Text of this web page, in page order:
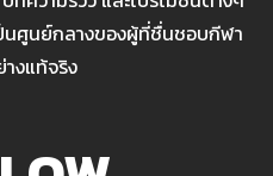
นศูนย์กลางของผู้ที่ชื่นชอบกีฬา
งแท้จริง